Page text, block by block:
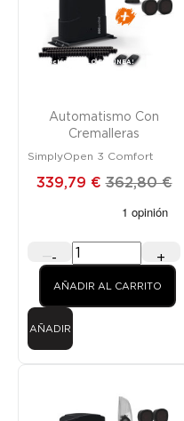
¡SOLO EN LÍNEA!
Promoción
Automatismo Con
Cremalleras
SimplyOpen 3 Comfort
339,79 € 362,80 €
- +
AÑADIR AL CARRITO
AÑADIR